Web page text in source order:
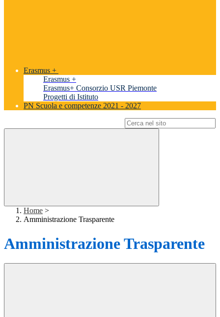
Erasmus +
Erasmus +
Erasmus+ Consorzio USR Piemonte
Progetti di Istituto
PN Scuola e competenze 2021 - 2027
Home >
Amministrazione Trasparente
Amministrazione Trasparente